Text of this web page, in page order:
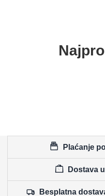
Plaćanje
Dostava
Besplatna